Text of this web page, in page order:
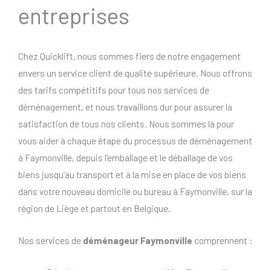
entreprises
Chez Quicklift, nous sommes fiers de notre engagement
envers un service client de qualité supérieure. Nous offrons
des tarifs compétitifs pour tous nos services de
déménagement, et nous travaillons dur pour assurer la
satisfaction de tous nos clients. Nous sommes là pour
vous aider à chaque étape du processus de déménagement
à Faymonville, depuis l’emballage et le déballage de vos
biens jusqu’au transport et à la mise en place de vos biens
dans votre nouveau domicile ou bureau à Faymonville, sur la
région de Liège et partout en Belgique.
Nos services de déménageur Faymonville comprennent :